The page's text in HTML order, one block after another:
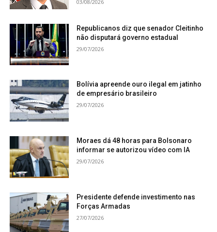
03/08/2026
Republicanos diz que senador Cleitinho
não disputará governo estadual
29/07/2026
Bolívia apreende ouro ilegal em jatinho
de empresário brasileiro
29/07/2026
Moraes dá 48 horas para Bolsonaro
informar se autorizou vídeo com IA
29/07/2026
Presidente defende investimento nas
Forças Armadas
27/07/2026